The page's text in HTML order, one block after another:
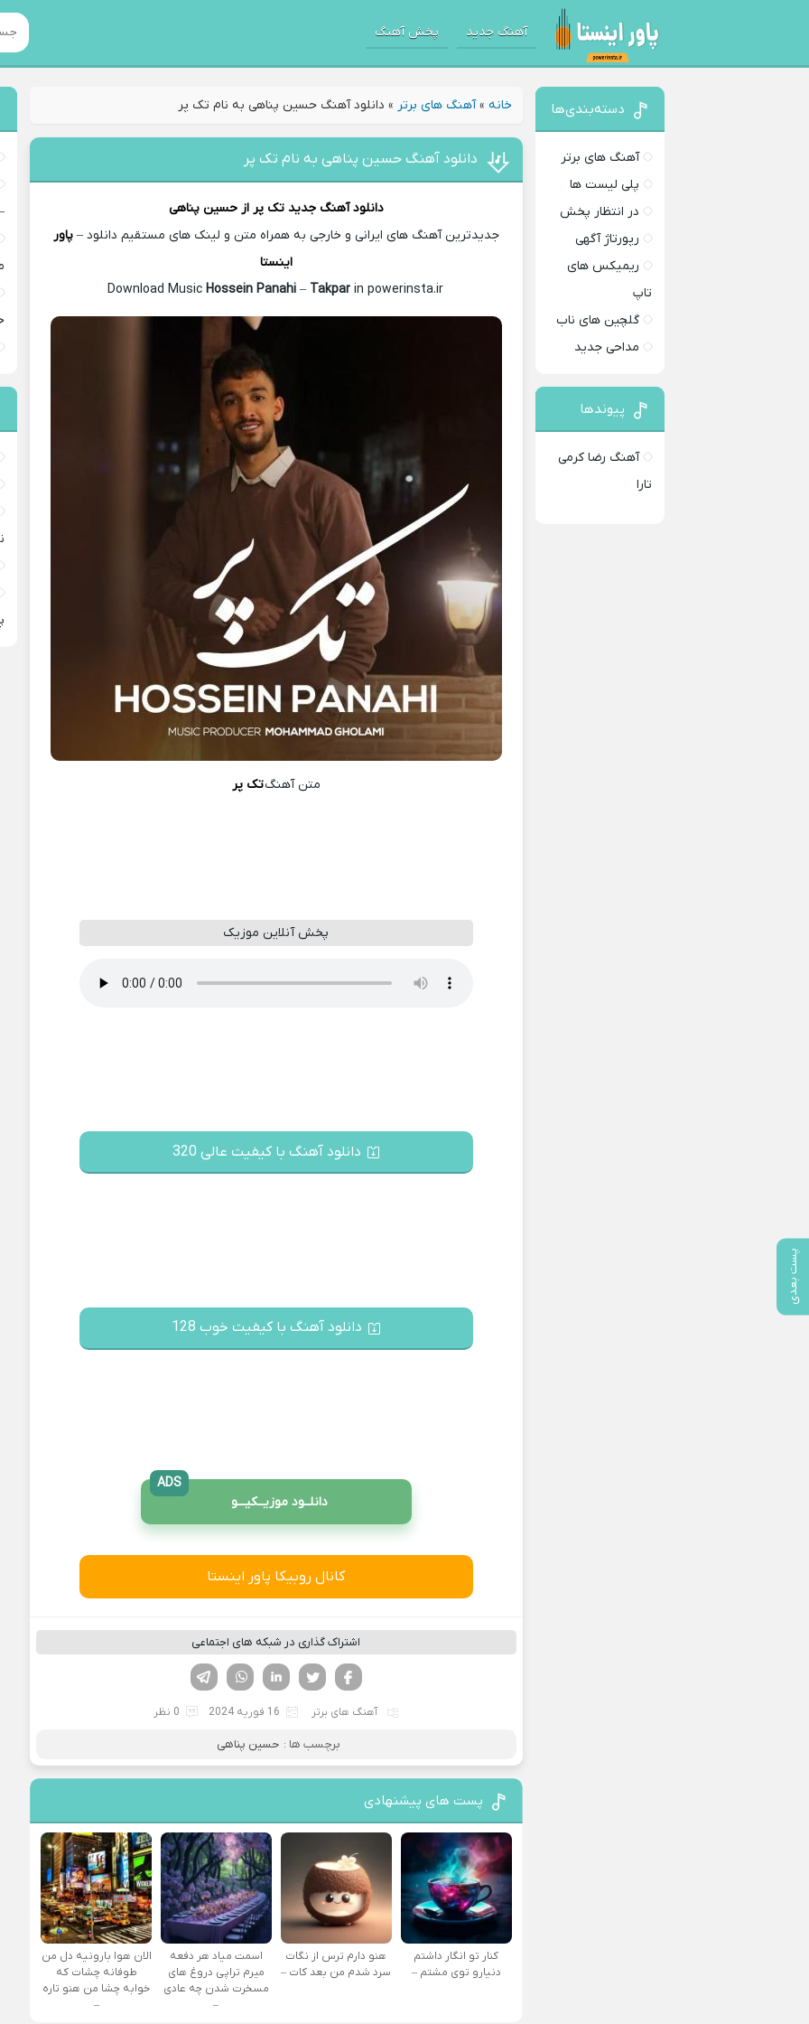
آهنگ جدید پخش آهنگ
خانه »آهنگ های برتر » دانلود آهنگ حسین پناهی به نام تک پر
پست بعدی
دانلود آهنگ حسین پناهی به نام تک پر
دانلود آهنگ جدید تک پر ازحسین پناهی
جدیدترین آهنگ های ایرانی و خارجی به همراه متن و لینک های مستقیم دانلود –پاور
اینستا
Hossein Panahi – Takparin powerinsta.ir
متن آهنگتک پر
پخش آنلاین موزیک
دانلود آهنگ با کیفیت عالی 320
دانلود آهنگ با کیفیت خوب 128
دانلــود موزیــکیـــو
ADS
کانال روبیکا پاور اینستا
اشتراک گذاری در شبکه های اجتماعی
لینکدین تویتر
فیسوک
آهنگ های برتر 16 فوریه 2024 0 نظر
برچسب ها : حسین پناهی
پست های پیشنهادی
کنار تو انگار داشتم
دنیارو توی مشتم –
هنو دارم ترس از نگات
سرد شدم من بعد کات –
اسمت میاد هر دفعه
میرم تراپی دروغ‌ های
مسخرت شدن چه عادی
–
الان هوا بارونیه دل من
طوفانه چشات که
خوابه چشا من هنو تاره
–
دسته‌بندی‌ها
آهنگ های برتر
پلی لیست ها
در انتظار پخش
رپورتاژ آگهی
ریمیکس های
تاپ
گلچین های ناب
مداحی جدید
پیوندها
آهنگ رضا کرمی
تارا